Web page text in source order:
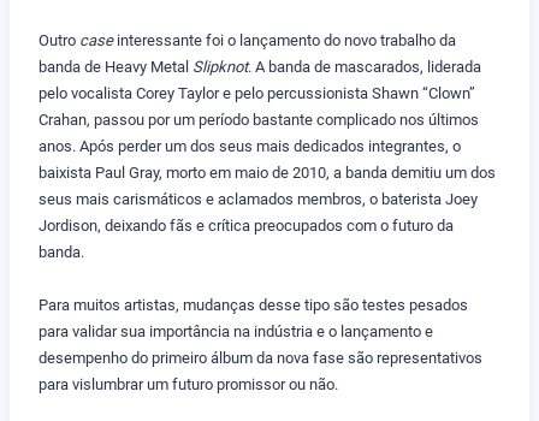
Outro caseinteressante foi o lançamento do novo trabalho da
banda de Heavy Metal Slipknot. A banda de mascarados, liderada
pelo vocalista Corey Taylor e pelo percussionista Shawn “Clown”
Crahan, passou por um período bastante complicado nos últimos
anos. Após perder um dos seus mais dedicados integrantes, o
baixista Paul Gray, morto em maio de 2010, a banda demitiu um dos
seus mais carismáticos e aclamados membros, o baterista Joey
Jordison, deixando fãs e crítica preocupados com o futuro da
banda.
Para muitos artistas, mudanças desse tipo são testes pesados
para validar sua importância na indústria e o lançamento e
desempenho do primeiro álbum da nova fase são representativos
para vislumbrar um futuro promissor ou não.